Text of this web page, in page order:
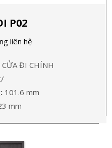
P02
liên hệ
CỬA ĐI CHÍNH
101.6 mm
mm